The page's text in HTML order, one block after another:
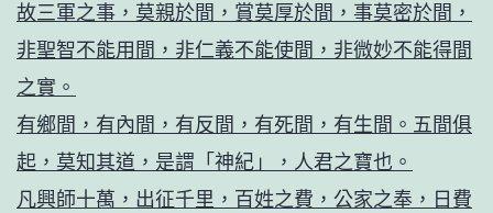
故三軍之事，莫親於間，賞莫厚於間，事莫密於間，
非聖智不能用間，非仁義不能使間，非微妙不能得間
之實。
有鄉間，有內間，有反間，有死間，有生間。五間俱
起，莫知其道，是謂「神紀」，人君之寶也。
凡興師十萬，出征千里，百姓之費，公家之奉，日費